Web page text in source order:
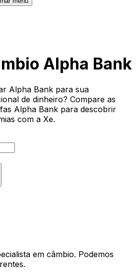
Alpha Bank
Alpha Bank para sua
de dinheiro? Compare as
Alpha Bank para descobrir
com a Xe.
em câmbio. Podemos